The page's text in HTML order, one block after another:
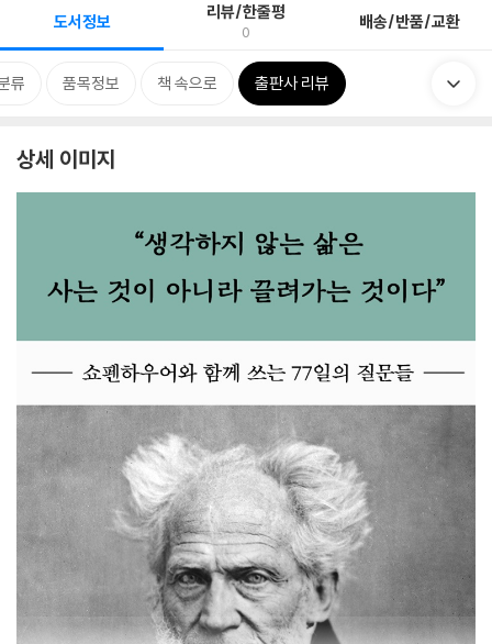
도서정보 리뷰/한줄평
0 배송/반품/교환
류 품목정보 책 속으로 출판사 리뷰
상세 이미지